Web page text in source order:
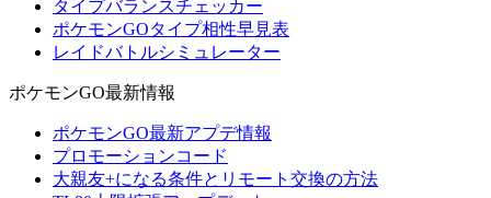
タイプバランスチェッカー
ポケモンGOタイプ相性早見表
レイドバトルシミュレーター
ポケモンGO最新情報
ポケモンGO最新アプデ情報
プロモーションコード
大親友+になる条件とリモート交換の方法